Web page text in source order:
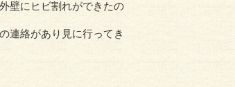
壁にヒビ割れができたの
連絡があり見に行ってき